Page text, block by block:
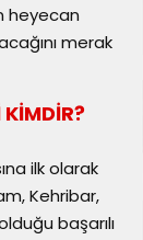
heyecan
merak
KİMDİR?
ilk olarak
Kehribar,
başarılı